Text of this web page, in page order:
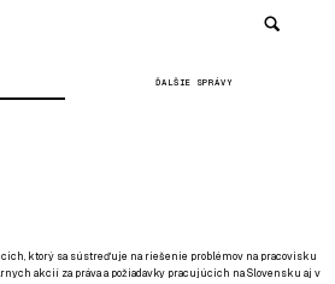
ĎALŠIE SPRÁVY
ktorý sa sústreďuje na riešenie problémov na pracovisku
akcií za práva a požiadavky pracujúcich na Slovensku aj v